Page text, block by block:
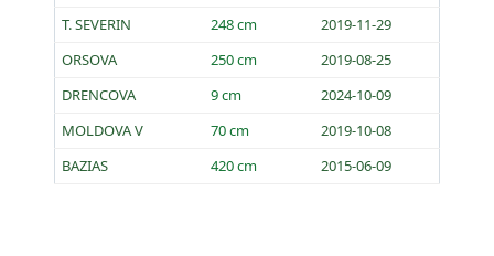
T. SEVERIN
248 cm
2019-11-29
ORSOVA
250 cm
2019-08-25
DRENCOVA
9 cm
2024-10-09
MOLDOVA V
70 cm
2019-10-08
BAZIAS
420 cm 2015-06-09